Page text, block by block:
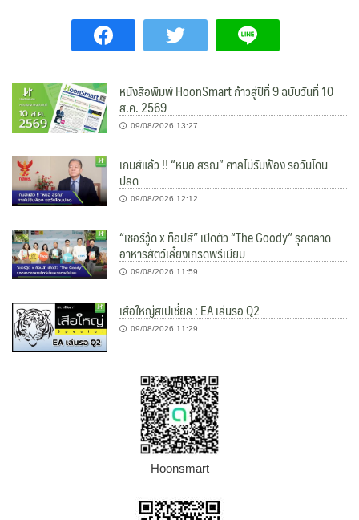
หนังสือพิมพ์ HoonSmart ก้าวสู่ปีที่ 9 ฉบับวันที่ 10
ส.ค. 2569
09/08/2026 13:27
เกมส์แล้ว !! “หมอ สรณ” ศาลไม่รับฟ้อง รอวันโดน
ปลด
09/08/2026 12:12
“เชอร์วู้ด x ท็อปส์” เปิดตัว “The Goody” รุกตลาด
อาหารสัตว์เลี้ยงเกรดพรีเมียม
09/08/2026 11:59
เสือใหญ่สเปเชี่ยล : EA เล่นรอ Q2
09/08/2026 11:29
Hoonsmart